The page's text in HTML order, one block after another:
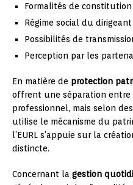
Formalités de
Régime social du dirigeant
Possibilités de
Perception par les
En matière de protection
offrent une séparation entre
professionnel, mais selon
utilise le mécanisme du
l’EURL s’appuie sur la
distincte.
Concernant la gestion